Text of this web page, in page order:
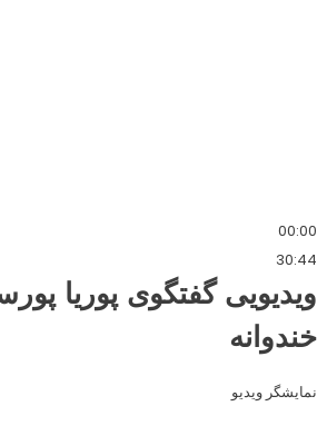
00:00
30:44
ویدیویی گفتگوی پوریا
خندوانه
نمایشگر ویدیو